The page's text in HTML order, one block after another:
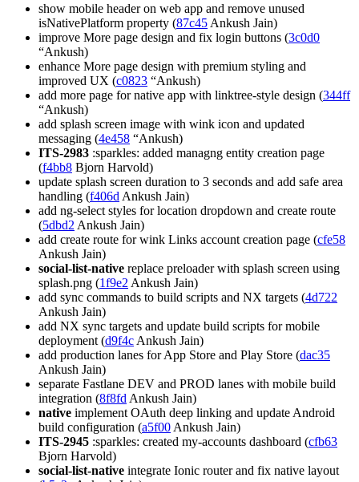
show mobile header on web app and remove unused
isNativePlatform property (87c45 Ankush Jain)
improve More page design and fix login buttons (3c0d0
“Ankush)
enhance More page design with premium styling and
improved UX (c0823 “Ankush)
add more page for native app with linktree-style design (344ff
“Ankush)
add splash screen image with wink icon and updated
messaging (4e458 “Ankush)
ITS-2983 :sparkles: added managng entity creation page
(f4bb8 Bjorn Harvold)
update splash screen duration to 3 seconds and add safe area
handling (f406d Ankush Jain)
add ng-select styles for location dropdown and create route
(5dbd2 Ankush Jain)
add create route for wink Links account creation page (cfe58
Ankush Jain)
social-list-native replace preloader with splash screen using
splash.png (1f9e2 Ankush Jain)
add sync commands to build scripts and NX targets (4d722
Ankush Jain)
add NX sync targets and update build scripts for mobile
deployment (d9f4c Ankush Jain)
add production lanes for App Store and Play Store (dac35
Ankush Jain)
separate Fastlane DEV and PROD lanes with mobile build
integration (8f8fd Ankush Jain)
native implement OAuth deep linking and update Android
build configuration (a5f00 Ankush Jain)
ITS-2945 :sparkles: created my-accounts dashboard (cfb63
Bjorn Harvold)
social-list-native integrate Ionic router and fix native layout